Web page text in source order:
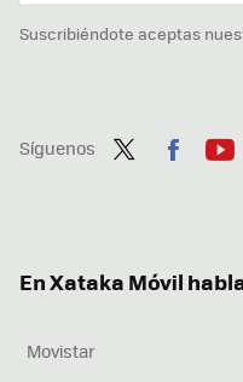
Suscribiéndote aceptas
Síguenos
En Xataka Móvil
Movistar